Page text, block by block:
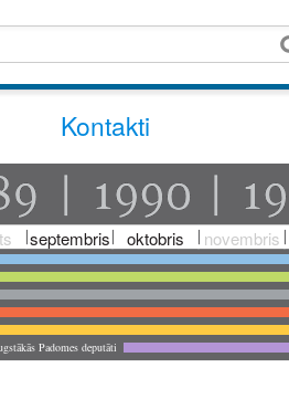
Kontakti
septembris oktobris novembris
Padomes deputāti